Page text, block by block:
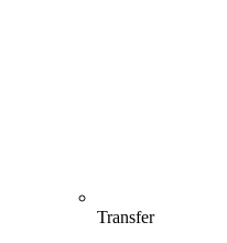
Transfer